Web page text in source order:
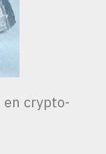
en crypto-